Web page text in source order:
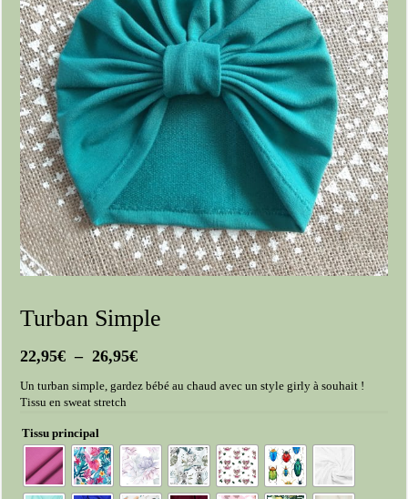
Turban Simple
22,95€ – 26,95€Plage
prix :
Un turban simple, gardez bébé au chaud avec un style girly à souhait !
Tissu en sweat stretch
Tissu principal